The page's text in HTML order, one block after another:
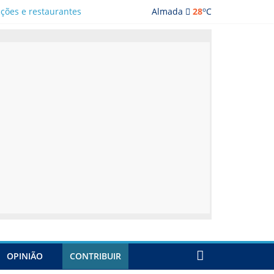
Almada 28oC
e restaurantes
OPINIÃO CONTRIBUIR